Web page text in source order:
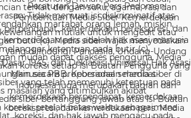
Peraturan Dewan Pers Pedoman
Pemberitaan Media Siber Kemerdekaan
berpendapat, kemerdekaan berekspresi, dan
kemerdekaan pers adalah hak asasi manusia
yang dilindungi Pancasila, Undang-Undang
Dasar 1945, dan Deklarasi Universal Hak Asasi
Manusia PBB. Keberadaan media siber di
Indonesia juga merupakan bagian dari
kemerdekaan berpendapat, kemerdekaan
berekspresi, dan kemerdekaan pers. Media